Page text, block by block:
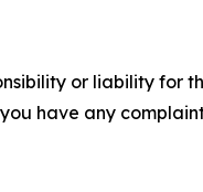
or liability for
have any